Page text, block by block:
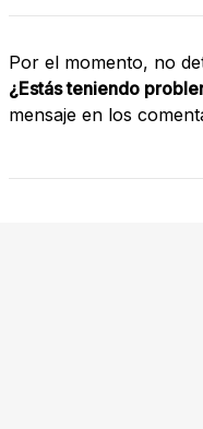
Por el momento, no
¿Estás teniendo
mensaje en los